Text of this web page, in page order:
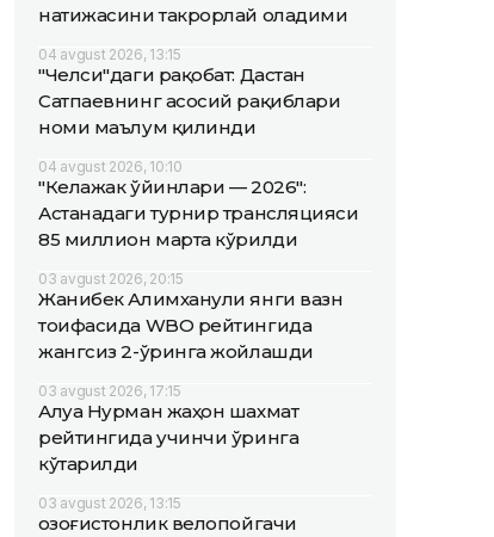
натижасини такрорлай оладими
04 avgust 2026, 13:15
"Челси"даги рақобат: Дастан
Сатпаевнинг асосий рақиблари
номи маълум қилинди
04 avgust 2026, 10:10
"Келажак ўйинлари — 2026":
Астанадаги турнир трансляцияси
85 миллион марта кўрилди
03 avgust 2026, 20:15
Жанибек Алимханули янги вазн
тоифасида WBO рейтингида
жангсиз 2-ўринга жойлашди
03 avgust 2026, 17:15
Алуа Нурман жаҳон шахмат
рейтингида учинчи ўринга
кўтарилди
03 avgust 2026, 13:15
Қозоғистонлик велопойгачи